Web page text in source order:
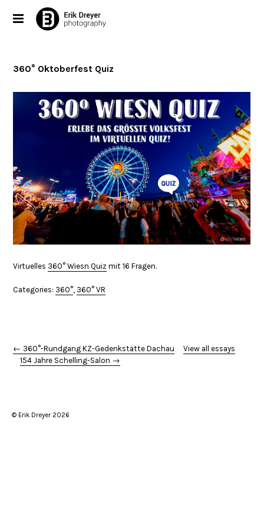
360° Oktoberfest Quiz
Virtuelles 360° Wiesn Quiz mit 16 Fragen.
Categories: 360°, 360° VR
← 360°-Rundgang KZ-Gedenkstätte Dachau
View all essays
154 Jahre Schelling-Salon →
© Erik Dreyer 2026